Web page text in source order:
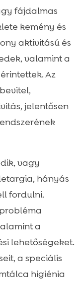
és életmód
emésztésre
tényezők
cicáknak
és
a
naplózás
fájdalmas
kemény és
aktivitású és
valamint a
Az
jelentősen
vagy
hányás
fordulni.
a
lehetőségeket.
a speciális
higiénia